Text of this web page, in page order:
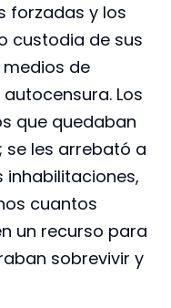
forzadas y los
custodia de sus
de
Los
que quedaban
se les arrebató a
inhabilitaciones,
cuantos
un recurso para
sobrevivir y